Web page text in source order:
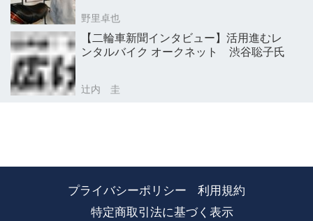
野里卓也
【二輪車新聞インタビュー】活用進むレ
ンタルバイク オークネット 渋谷聡子氏
辻内 圭
プライバシーポリシー
利用規約
特定商取引法に基づく表示